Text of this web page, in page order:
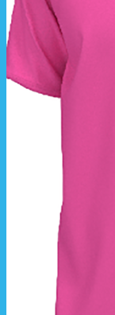
La
référent